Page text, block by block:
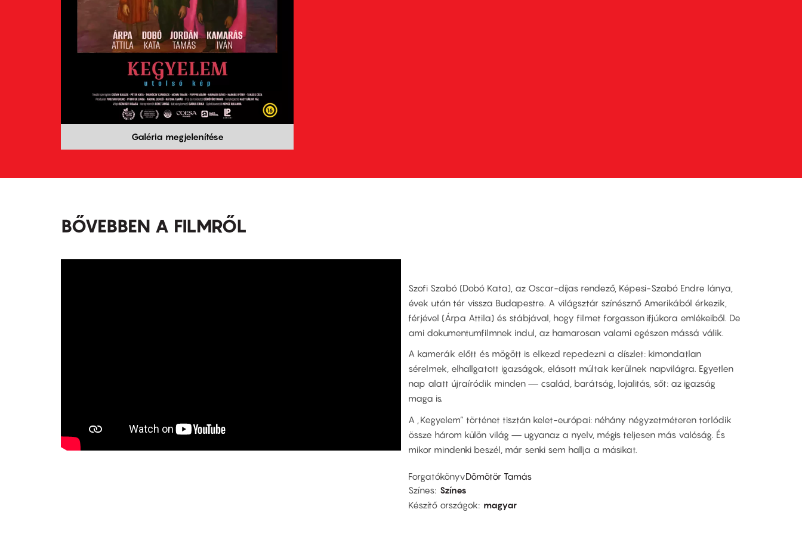
Galéria megjelenítése
BŐVEBBEN A FILMRŐL
Szofi Szabó (Dobó Kata), az Oscar-díjas rendező, Képesi-Szabó Endre lánya,
évek után tér vissza Budapestre. A világsztár színésznő Amerikából érkezik,
férjével (Árpa Attila) és stábjával, hogy filmet forgasson ifjúkora emlékeiből. De
ami dokumentumfilmnek indul, az hamarosan valami egészen mássá válik.
A kamerák előtt és mögött is elkezd repedezni a díszlet: kimondatlan
sérelmek, elhallgatott igazságok, elásott múltak kerülnek napvilágra. Egyetlen
nap alatt újraíródik minden — család, barátság, lojalitás, sőt: az igazság
maga is.
A „Kegyelem” történet tisztán kelet-európai: néhány négyzetméteren torlódik
össze három külön világ — ugyanaz a nyelv, mégis teljesen más valóság. És
mikor mindenki beszél, már senki sem hallja a másikat.
ForgatókönyvDömötör Tamás
Színes Színes
Készítő országok
magyar